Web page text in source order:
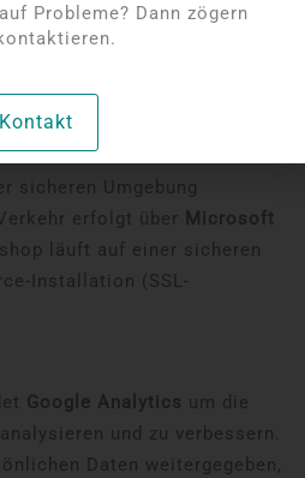
um personenbezogene
und unberechtigtem
sicheren Umgebung
erfolgt über
Microsoft
läuft auf einer sicheren
Installation (SSL-
Google Analytics um die
und zu verbessern.
Daten weitergegeben,
Probleme? Dann zögern
Kontakt